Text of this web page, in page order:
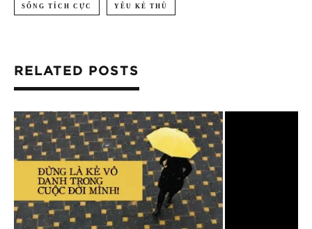
SỐNG TÍCH CỰC YÊU KẺ THÙ
RELATED POSTS